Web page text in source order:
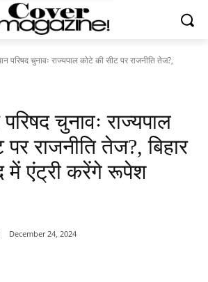
परिषद चुनावः राज्यपाल कोटे की सीट पर राजनीति तेज?,
परिषद चुनावः राज्यपाल
राजनीति तेज?, बिहार
में एंट्री करेंगे रूपेश
December 24, 2024